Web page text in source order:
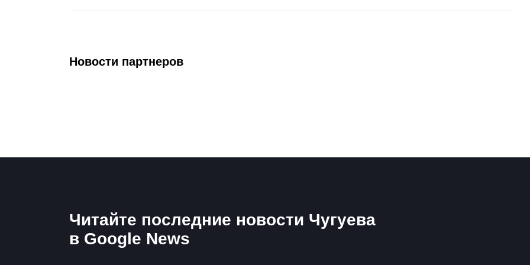
Новости партнеров
Читайте последние новости Чугуева
в Google News